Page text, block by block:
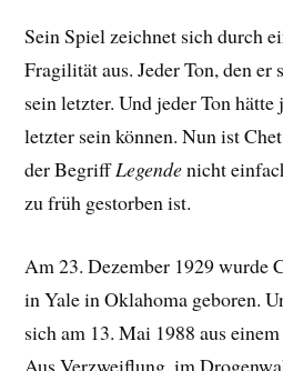
Sein Spiel zeichnet sich durch
Fragilität aus. Jeder Ton, den er
sein letzter. Und jeder Ton
letzter sein können. Nun ist
der BegriffLegendenicht
zu früh gestorben ist.
Am 23. Dezember 1929 wurde
in Yale in Oklahoma geboren.
sich am 13. Mai 1988 aus
Aus Verzweiflung, im